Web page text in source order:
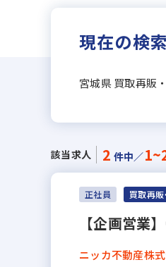
現在の検
宮城県 買取再販
該当求人 2 件中／
正社員 買取再販
【企画営業
ニッカ不動産株